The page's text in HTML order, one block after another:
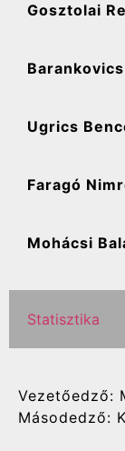
Gosztolai
Ugrics
Faragó
Mohácsi
Statisztika
Vezetőedző:
Másodedző: